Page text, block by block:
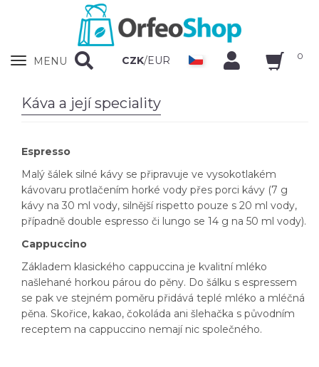
Zobrazit
MENU CZK/EUR 0
Káva a její speciality
Espresso
Malý šálek silné kávy se připravuje ve vysokotlakém
kávovaru protlačením horké vody přes porci kávy (7 g
kávy na 30 ml vody, silnější rispetto pouze s 20 ml vody,
případně double espresso či lungo se 14 g na 50 ml vody).
Cappuccino
Základem klasického cappuccina je kvalitní mléko
našlehané horkou párou do pěny. Do šálku s espressem
se pak ve stejném poměru přidává teplé mléko a mléčná
pěna. Skořice, kakao, čokoláda ani šlehačka s původním
receptem na cappuccino nemají nic společného.